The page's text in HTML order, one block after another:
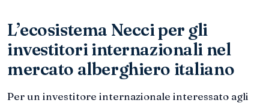
L’ecosistema Necci per gli
investitori internazionali nel
mercato alberghiero italiano
Per un investitore internazionale interessato agli